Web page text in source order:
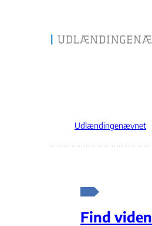
Gå til forsiden
Udlændingenævnet
Find viden